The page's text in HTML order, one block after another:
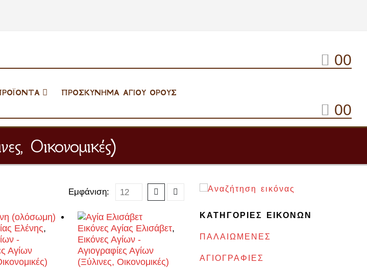
00
ΠΡΟΣΚΎΝΗΜΑ ΑΓΊΟΥ ΌΡΟΥΣ
00
Οικονομικές)
Εμφάνιση:
Ελένης,
-
Αγίων
Εικόνες Αγίας Ελισάβετ,
Εικόνες Αγίων -
Αγιογραφίες Αγίων
(Ξύλινες, Οικονομικές)
ΚΑΤΗΓΟΡΙΕΣ ΕΙΚΟΝΩΝ
ΠΑΛΑΙΩΜΕΝΕΣ
ΑΓΙΟΓΡΑΦΙΕΣ